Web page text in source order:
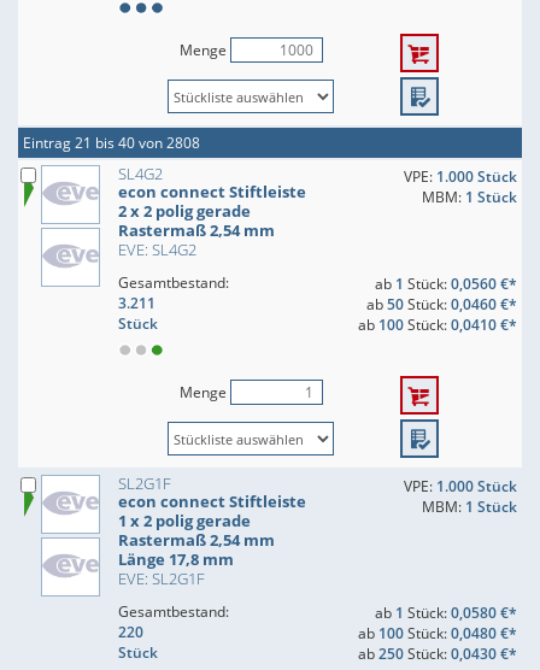
Menge
Eintrag 21 bis 40 von 2808
SL4G2
econ connect Stiftleiste
2 x 2 polig gerade
Rastermaß 2,54 mm
EVE: SL4G2
VPE: 1.000 Stück
MBM: 1 Stück
Gesamtbestand:
3.211
Stück
ab 1 Stück:0,0560 €*
ab50Stück:0,0460 €*
ab 100Stück:0,0410 €*
Menge
SL2G1F
econ connect Stiftleiste
1 x 2 polig gerade
Rastermaß 2,54 mm
Länge 17,8 mm
EVE: SL2G1F
VPE: 1.000 Stück
MBM: 1 Stück
Gesamtbestand:
220
Stück
ab 1 Stück:0,0580 €*
ab 100Stück:0,0480 €*
ab250Stück:0,0430 €*